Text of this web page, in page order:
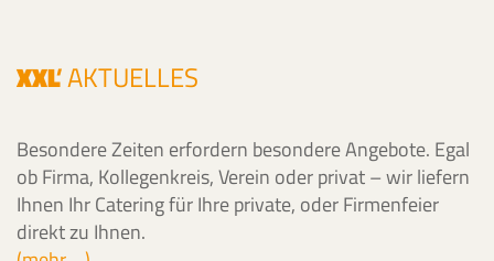
XXL
'AKTUELLES
Besondere Zeiten erfordern besondere Angebote. Egal
ob Firma, Kollegenkreis, Verein oder privat – wir liefern
Ihnen Ihr Catering für Ihre private, oder Firmenfeier
direkt zu Ihnen.